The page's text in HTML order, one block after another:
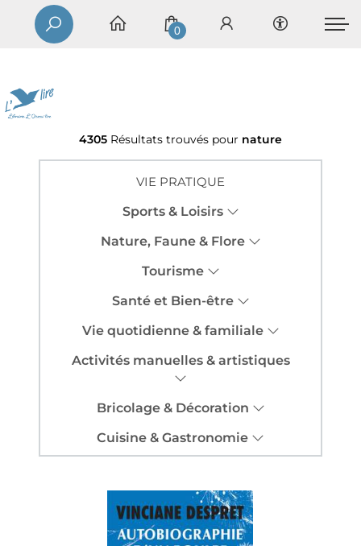
0
4305 Résultats trouvés pour nature
VIE PRATIQUE
Sports & Loisirs
Nature, Faune & Flore
Tourisme
Santé et Bien-être
Vie quotidienne & familiale
Activités manuelles & artistiques
Bricolage & Décoration
Cuisine & Gastronomie